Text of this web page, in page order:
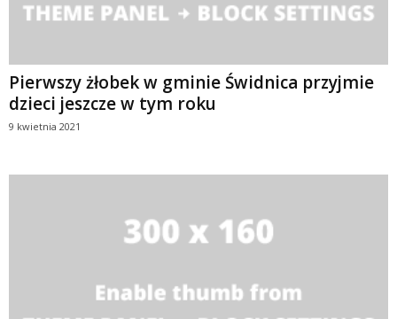
Pierwszy żłobek w gminie Świdnica przyjmie
dzieci jeszcze w tym roku
9 kwietnia 2021